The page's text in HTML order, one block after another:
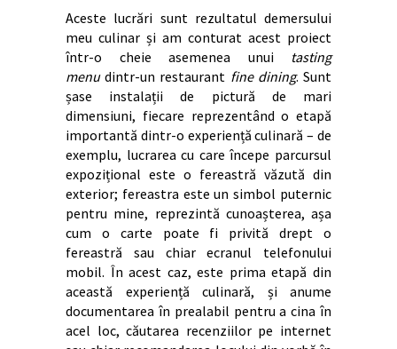
Aceste lucrări sunt rezultatul demersului
meu culinar și am conturat acest proiect
într-o cheie asemenea unui tasting
menudintr-un restaurant fine dining. Sunt
șase instalații de pictură de mari
dimensiuni, fiecare reprezentând o etapă
importantă dintr-o experiență culinară – de
exemplu, lucrarea cu care începe parcursul
expozițional este o fereastră văzută din
exterior; fereastra este un simbol puternic
pentru mine, reprezintă cunoașterea, așa
cum o carte poate fi privită drept o
fereastră sau chiar ecranul telefonului
mobil. În acest caz, este prima etapă din
această experiență culinară, și anume
documentarea în prealabil pentru a cina în
acel loc, căutarea recenziilor pe internet